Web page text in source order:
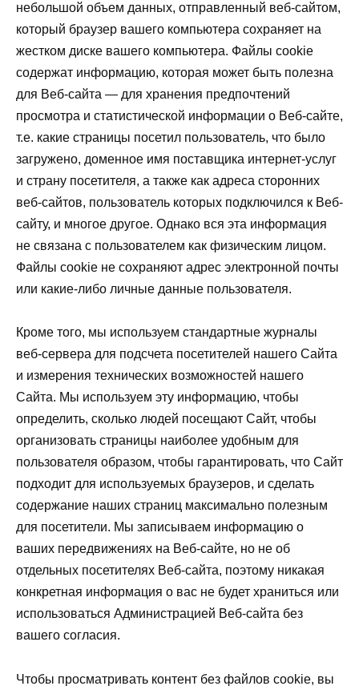
небольшой объем данных, отправленный веб-сайтом,
который браузер вашего компьютера сохраняет на
жестком диске вашего компьютера. Файлы cookie
содержат информацию, которая может быть полезна
для Веб-сайта — для хранения предпочтений
просмотра и статистической информации о Веб-сайте,
т.е. какие страницы посетил пользователь, что было
загружено, доменное имя поставщика интернет-услуг
и страну посетителя, а также как адреса сторонних
веб-сайтов, пользователь которых подключился к Веб-
сайту, и многое другое. Однако вся эта информация
не связана с пользователем как физическим лицом.
Файлы cookie не сохраняют адрес электронной почты
или какие-либо личные данные пользователя.
Кроме того, мы используем стандартные журналы
веб-сервера для подсчета посетителей нашего Сайта
и измерения технических возможностей нашего
Сайта. Мы используем эту информацию, чтобы
определить, сколько людей посещают Сайт, чтобы
организовать страницы наиболее удобным для
пользователя образом, чтобы гарантировать, что Сайт
подходит для используемых браузеров, и сделать
содержание наших страниц максимально полезным
для посетители. Мы записываем информацию о
ваших передвижениях на Веб-сайте, но не об
отдельных посетителях Веб-сайта, поэтому никакая
конкретная информация о вас не будет храниться или
использоваться Администрацией Веб-сайта без
вашего согласия.
Чтобы просматривать контент без файлов cookie, вы